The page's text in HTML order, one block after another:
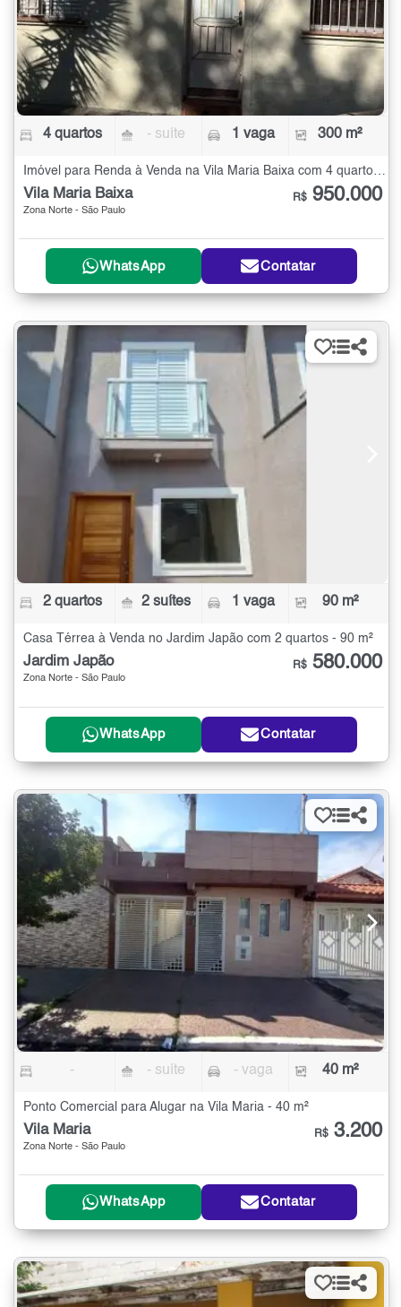
4 quartos - suíte 1 vaga 300 m²
Imóvel para Renda à Venda na Vila Maria Baixa com 4 quartos - 300 m²
Vila Maria Baixa
Zona Norte - São Paulo
R$ 950.000
WhatsApp Contatar
2 quartos 2 suítes 1 vaga 90 m²
Casa Térrea à Venda no Jardim Japão com 2 quartos - 90 m²
Jardim Japão
Zona Norte - São Paulo
R$ 580.000
WhatsApp Contatar
- - suíte - vaga 40 m²
Ponto Comercial para Alugar na Vila Maria - 40 m²
Vila Maria
Zona Norte - São Paulo
R$ 3.200
WhatsApp Contatar